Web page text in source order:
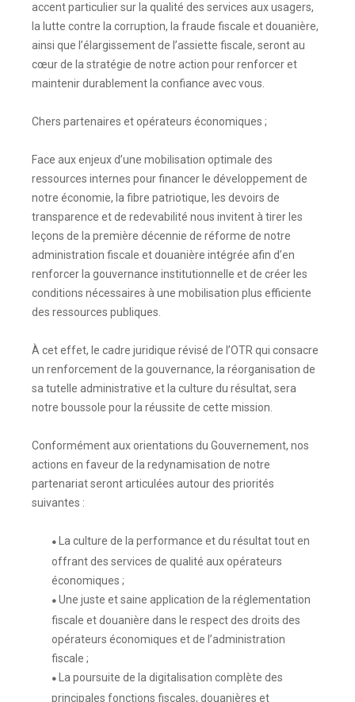
accent particulier sur la qualité des services aux usagers,
la lutte contre la corruption, la fraude fiscale et douanière,
ainsi que l’élargissement de l’assiette fiscale, seront au
cœur de la stratégie de notre action pour renforcer et
maintenir durablement la confiance avec vous.
Chers partenaires et opérateurs économiques ;
Face aux enjeux d’une mobilisation optimale des
ressources internes pour financer le développement de
notre économie, la fibre patriotique, les devoirs de
transparence et de redevabilité nous invitent à tirer les
leçons de la première décennie de réforme de notre
administration fiscale et douanière intégrée afin d’en
renforcer la gouvernance institutionnelle et de créer les
conditions nécessaires à une mobilisation plus efficiente
des ressources publiques.
À cet effet, le cadre juridique révisé de l’OTR qui consacre
un renforcement de la gouvernance, la réorganisation de
sa tutelle administrative et la culture du résultat, sera
notre boussole pour la réussite de cette mission.
Conformément aux orientations du Gouvernement, nos
actions en faveur de la redynamisation de notre
partenariat seront articulées autour des priorités
suivantes :
●
La culture de la performance et du résultat tout en
offrant des services de qualité aux opérateurs
économiques ;
● Une juste et saine application de la réglementation
fiscale et douanière dans le respect des droits des
opérateurs économiques et de l’administration
fiscale ;
●
La poursuite de la digitalisation complète des
principales fonctions fiscales, douanières et